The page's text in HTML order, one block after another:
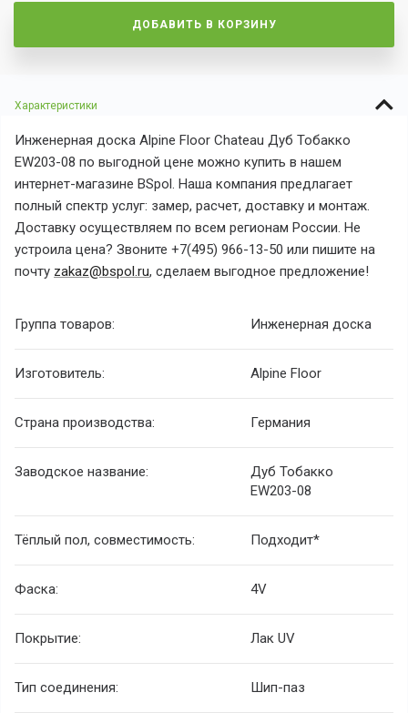
ДОБАВИТЬ В КОРЗИНУ
Характеристики
Инженерная доска Alpine Floor Chateau Дуб Тобакко
EW203-08 по выгодной цене можно купить в нашем
интернет-магазине BSpol. Наша компания предлагает
полный спектр услуг: замер, расчет, доставку и монтаж.
Доставку осуществляем по всем регионам России. Не
устроила цена? Звоните +7(495) 966-13-50 или пишите на
почту zakaz@bspol.ru, сделаем выгодное предложение!
Группа товаров: Инженерная доска
Изготовитель: Alpine Floor
Страна производства: Германия
Заводское название:
Дуб Тобакко
EW203-08
Тёплый пол, совместимость: Подходит*
Фаска: 4V
Покрытие: Лак UV
Тип соединения: Шип-паз